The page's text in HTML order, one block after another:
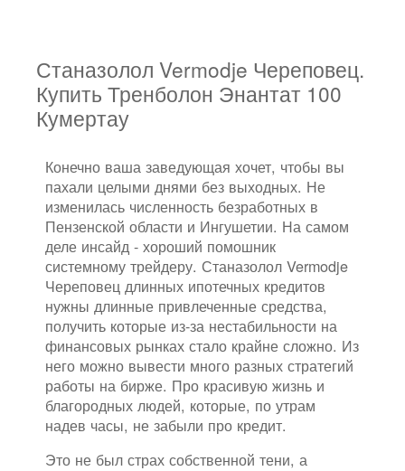
Станазолол Vermodje Череповец.
Купить Тренболон Энантат 100
Кумертау
Конечно ваша заведующая хочет, чтобы вы
пахали целыми днями без выходных. Не
изменилась численность безработных в
Пензенской области и Ингушетии. На самом
деле инсайд - хороший помошник
системному трейдеру. Станазолол Vermodje
Череповец длинных ипотечных кредитов
нужны длинные привлеченные средства,
получить которые из-за нестабильности на
финансовых рынках стало крайне сложно. Из
него можно вывести много разных стратегий
работы на бирже. Про красивую жизнь и
благородных людей, которые, по утрам
надев часы, не забыли про кредит.
Это не был страх собственной тени, а